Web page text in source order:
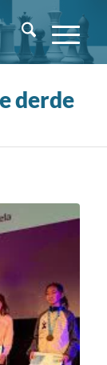
derde